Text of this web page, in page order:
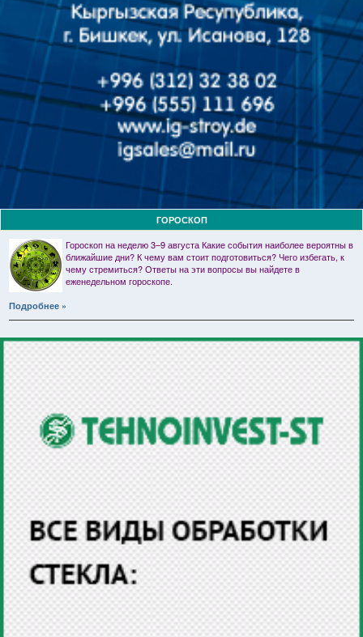
ГОРОСКОП
Гороскоп на неделю 3–9 августа Какие события наиболее вероятны в
ближайшие дни? К чему вам стоит подготовиться? Чего избегать, к
чему стремиться? Ответы на эти вопросы вы найдете в
еженедельном гороскопе.
Подробнее »